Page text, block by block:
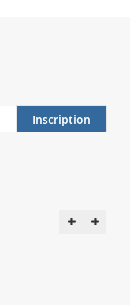
Inscription